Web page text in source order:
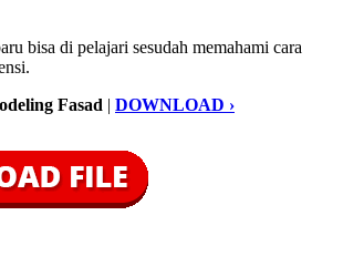
bisa di pelajari sesudah memahami cara
Fasad | DOWNLOAD ›